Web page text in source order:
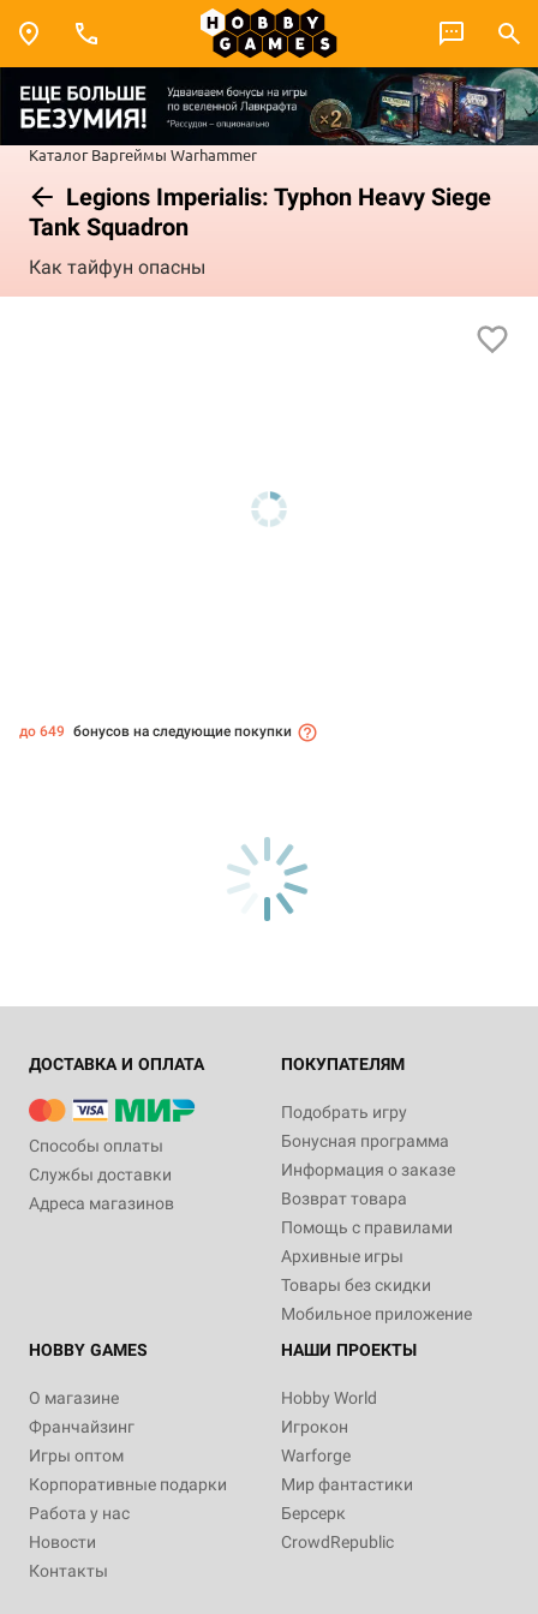
Каталог Варгеймы Warhammer
Legions Imperialis: Typhon Heavy Siege
Tank Squadron
Как тайфун опасны
до 649 бонусов на следующие покупки
ДОСТАВКА И ОПЛАТА
Способы оплаты
Службы доставки
Адреса магазинов
ПОКУПАТЕЛЯМ
Подобрать игру
Бонусная программа
Информация о заказе
Возврат товара
Помощь с правилами
Архивные игры
Товары без скидки
Мобильное приложение
HOBBY GAMES
О магазине
Франчайзинг
Игры оптом
Корпоративные подарки
Работа у нас
Новости
Контакты
НАШИ ПРОЕКТЫ
Hobby World
Игрокон
Warforge
Мир фантастики
Берсерк
CrowdRepublic